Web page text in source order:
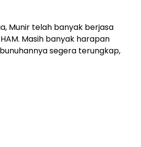
Munir telah banyak berjasa
Masih banyak harapan
segera terungkap,